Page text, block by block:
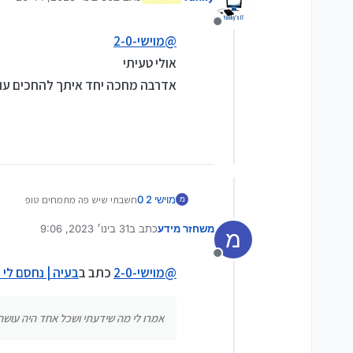
מנותק
נערך לאחרונה על ידי
@מוישי-2-0
אולי טעיתי
אדרבה מחכה יחד איתך להחכים
מ מוישי 2 0
חשבתי שיש פה מתמחים טופ
מ
מנותק
משחזר מידעכתב ב31 בינו׳ 2023, 9:06
נערך לאחרונה על ידי משחזר
@מוישי-2-0 כתב בבעיה | נחסם לי
אמרו לי מה שידעתי ושכל אחד היה